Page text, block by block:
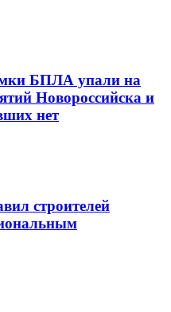
БПЛА упали на
Новороссийска и
нет
строителей